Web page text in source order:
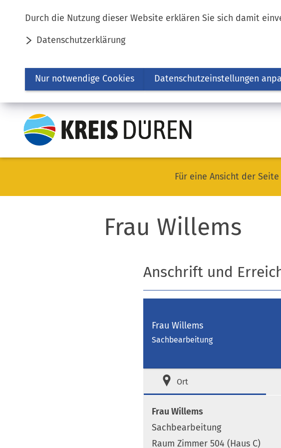
Durch die Nutzung dieser Website erklären Sie sich damit
Datenschutzerklärung
Nur notwendige Cookies Datenschutzeinstellungen
Inhalt anspringen
Für eine Ansicht der
Frau Willems
Anschrift und
Frau Willems
Sachbearbeitung
Ort
Frau Willems
Sachbearbeitung
Raum Zimmer 504 (Haus C)